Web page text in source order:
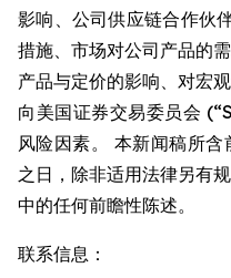
影响、公司供应链合作伙
措施、市场对公司产品的
产品与定价的影响、对宏
向美国证券交易委员会
风险因素。 本新闻稿所
之日，除非适用法律另有
中的任何前瞻性陈述。
联系信息：